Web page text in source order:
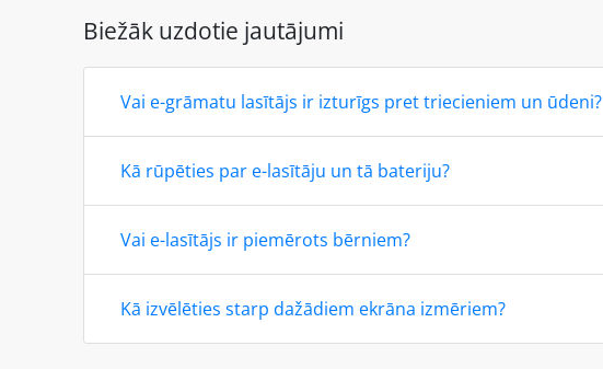
Biežāk uzdotie jautājumi
Vai e-grāmatu lasītājs ir izturīgs pret triecieniem un ūdeni?
Kā rūpēties par e-lasītāju un tā bateriju?
Vai e-lasītājs ir piemērots bērniem?
Kā izvēlēties starp dažādiem ekrāna izmēriem?